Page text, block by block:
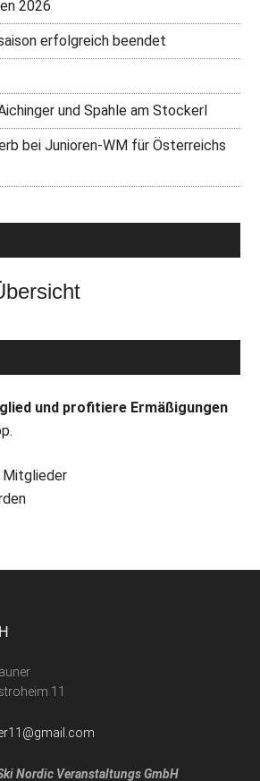
2026
erfolgreich beendet
und Spahle am Stockerl
bei Junioren-WM für Österreichs
und profitiere Ermäßigungen
Mitglieder
11
Nordic Veranstaltungs GmbH